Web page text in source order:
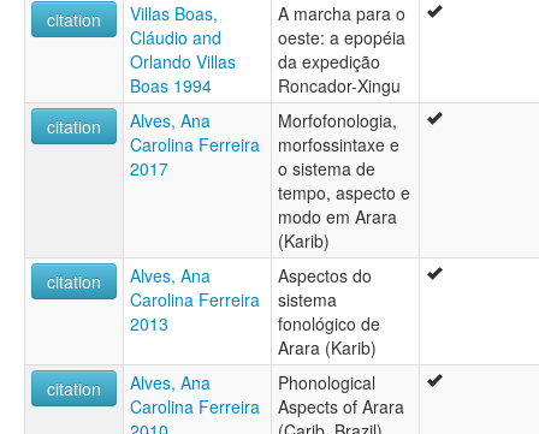
citation
Villas Boas,
Cláudio and
Orlando Villas
Boas 1994
A marcha para o
oeste: a epopéia
da expedição
Roncador-Xingu
citation
Alves, Ana
Carolina Ferreira
2017
Morfofonologia,
morfossintaxe e
o sistema de
tempo, aspecto e
modo em Arara
(Karib)
citation
Alves, Ana
Carolina Ferreira
2013
Aspectos do
sistema
fonológico de
Arara (Karib)
citation
Alves, Ana
Carolina Ferreira
Phonological
Aspects of Arara